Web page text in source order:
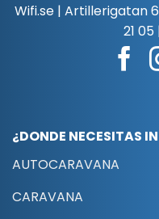
Wifi.se | Artillerigatan 6
21 05
¿DONDE NECESITAS
AUTOCARAVANA
CARAVANA